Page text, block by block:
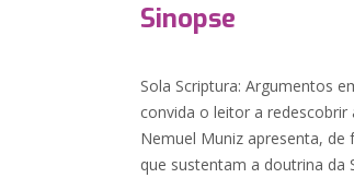
Sinopse
Sola Scriptura: Argumentos
convida o leitor a redescobrir
Nemuel Muniz apresenta,
que sustentam a doutrina da